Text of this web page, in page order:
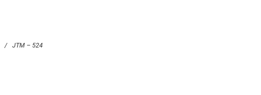
/ JTM – 524